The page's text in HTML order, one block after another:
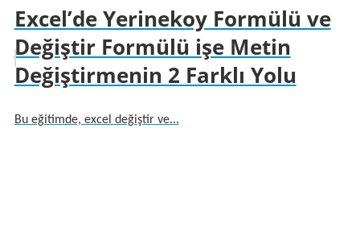
Excel’de Yerinekoy Formülü ve
Değiştir Formülü işe Metin
Değiştirmenin 2 Farklı Yolu
Bu eğitimde, excel değiştir ve...